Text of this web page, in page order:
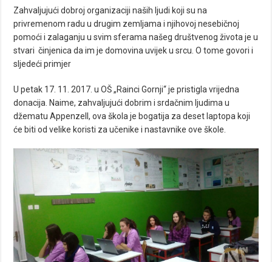
Zahvaljujući dobroj organizaciji naših ljudi koji su na
privremenom radu u drugim zemljama i njihovoj nesebičnoj
pomoći i zalaganju u svim sferama našeg društvenog života je u
stvari činjenica da im je domovina uvijek u srcu. O tome govori i
sljedeći primjer
U petak 17. 11. 2017. u OŠ „Rainci Gornji“ je pristigla vrijedna
donacija. Naime, zahvaljujući dobrim i srdačnim ljudima u
džematu Appenzell, ova škola je bogatija za deset laptopa koji
će biti od velike koristi za učenike i nastavnike ove škole.